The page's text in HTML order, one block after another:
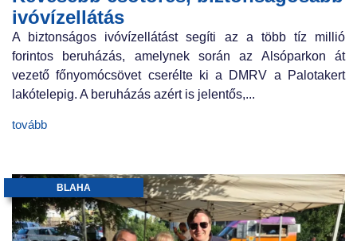
ivóvízellátás
A biztonságos ivóvízellátást segíti az a több tíz millió
forintos beruházás, amelynek során az Alsóparkon át
vezető főnyomócsövet cserélte ki a DMRV a Palotakert
lakótelepig. A beruházás azért is jelentős,...
tovább
BLAHA